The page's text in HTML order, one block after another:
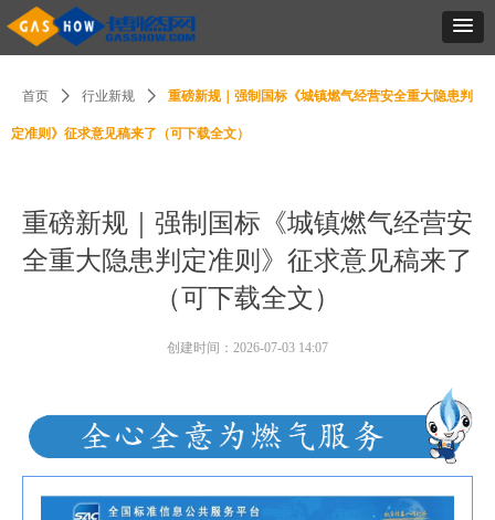
重磅新规｜强制国标《城镇燃气经营安
全重大隐患判定准则》征求意见稿来了
（可下载全文）
创建时间： 2026-07-03 14:07
首页 ꄲ 行业新规 ꄲ 重磅新规｜强制国标《城镇燃气经营安全重大隐患判
定准则》征求意见稿来了（可下载全文）